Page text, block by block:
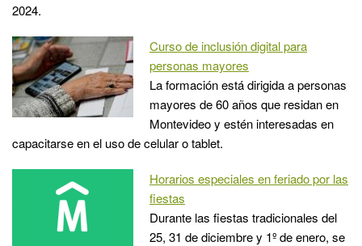
2024.
Curso de inclusión digital para
personas mayores
La formación está dirigida a personas
mayores de 60 años que residan en
Montevideo y estén interesadas en
capacitarse en el uso de celular o tablet.
Horarios especiales en feriado por las
fiestas
Durante las fiestas tradicionales del
25, 31 de diciembre y 1º de enero, se